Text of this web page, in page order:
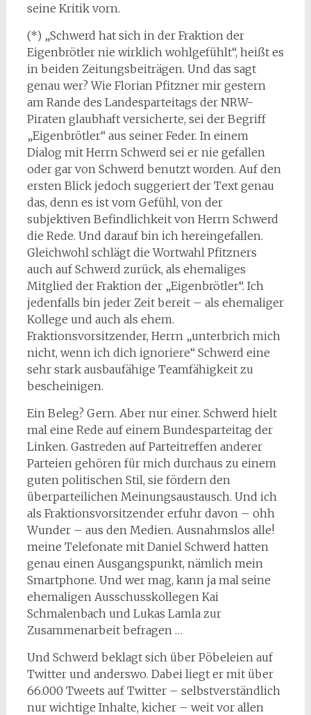
seine Kritik vorn.
(*) „Schwerd hat sich in der Fraktion der
Eigenbrötler nie wirklich wohlgefühlt“, heißt es
in beiden Zeitungsbeiträgen. Und das sagt
genau wer? Wie Florian Pfitzner mir gestern
am Rande des Landesparteitags der NRW-
Piraten glaubhaft versicherte, sei der Begriff
„Eigenbrötler“ aus seiner Feder. In einem
Dialog mit Herrn Schwerd sei er nie gefallen
oder gar von Schwerd benutzt worden. Auf den
ersten Blick jedoch suggeriert der Text genau
das, denn es ist vom Gefühl, von der
subjektiven Befindlichkeit von Herrn Schwerd
die Rede. Und darauf bin ich hereingefallen.
Gleichwohl schlägt die Wortwahl Pfitzners
auch auf Schwerd zurück, als ehemaliges
Mitglied der Fraktion der „Eigenbrötler“. Ich
jedenfalls bin jeder Zeit bereit – als ehemaliger
Kollege und auch als ehem.
Fraktionsvorsitzender, Herrn „unterbrich mich
nicht, wenn ich dich ignoriere“ Schwerd eine
sehr stark ausbaufähige Teamfähigkeit zu
bescheinigen.
Ein Beleg? Gern. Aber nur einer. Schwerd hielt
mal eine Rede auf einem Bundesparteitag der
Linken. Gastreden auf Parteitreffen anderer
Parteien gehören für mich durchaus zu einem
guten politischen Stil, sie fördern den
überparteilichen Meinungsaustausch. Und ich
als Fraktionsvorsitzender erfuhr davon – ohh
Wunder – aus den Medien. Ausnahmslos alle!
meine Telefonate mit Daniel Schwerd hatten
genau einen Ausgangspunkt, nämlich mein
Smartphone. Und wer mag, kann ja mal seine
ehemaligen Ausschusskollegen Kai
Schmalenbach und Lukas Lamla zur
Zusammenarbeit befragen …
Und Schwerd beklagt sich über Pöbeleien auf
Twitter und anderswo. Dabei liegt er mit über
66.000 Tweets auf Twitter – selbstverständlich
nur wichtige Inhalte, kicher – weit vor allen